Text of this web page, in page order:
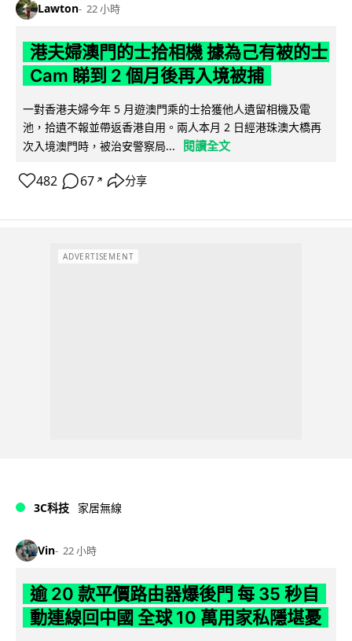
Lawton 22 小時
港夫婦澳門的士拾相機 據為己有被的士
Cam 睇到 2 個月後再入境被捕
一對香港夫婦今年 5 月遊澳門乘的士拾獲他人遺留相機及電
池，拾遺不報並帶返香港自用。兩人本月 2 日經港珠澳大橋再
次入境澳門時，被治安警察局...
閱讀全文
482 67 ↗ 分享
ADVERTISEMENT
3C科技 家居無線
Vin 22 小時
逾 20 款平價路由器爆後門 每 35 秒自
動連線回中國 全球 10 萬用家私隱堪憂